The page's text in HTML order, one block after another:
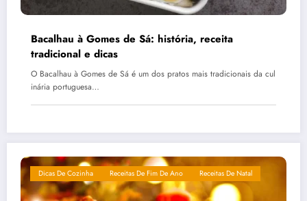
Bacalhau à Gomes de Sá: história, receita
tradicional e dicas
O Bacalhau à Gomes de Sá é um dos pratos mais tradicionais da cul
inária portuguesa…
Dicas De Cozinha Receitas De Fim De Ano Receitas De Natal